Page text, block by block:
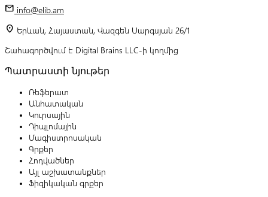
mail info@elib.am
location_on Երևան, Հայաստան, Վազգեն Սարգսյան 26/1
Շահագործվում է Digital Brains LLC-ի կողմից
Պատրաստի նյութեր
Ռեֆերատ
Անհատական
Կուրսային
Դիպլոմային
Մագիստրոսական
Գրքեր
Հոդվածներ
Այլ աշխատանքներ
Ֆիզիկական գրքեր